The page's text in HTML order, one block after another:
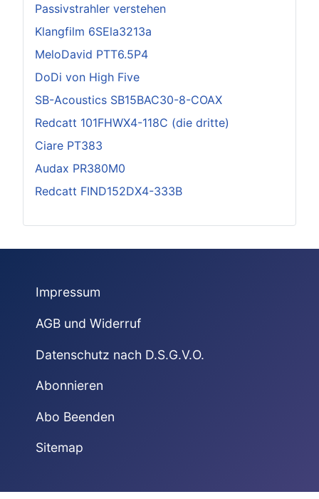
Passivstrahler verstehen
Klangfilm 6SEla3213a
MeloDavid PTT6.5P4
DoDi von High Five
SB-Acoustics SB15BAC30-8-COAX
Redcatt 101FHWX4-118C (die dritte)
Ciare PT383
Audax PR380M0
Redcatt FIND152DX4-333B
Impressum
AGB und Widerruf
Datenschutz nach D.S.G.V.O.
Abonnieren
Abo Beenden
Sitemap